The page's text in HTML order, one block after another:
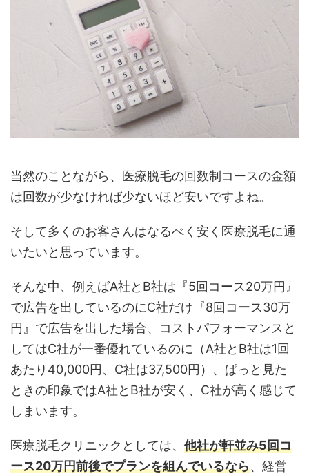
当然のことながら、医療脱毛の回数制コースの金額
は回数が少なければ少ないほど安いですよね。
そして多くのお客さんはなるべく安く医療脱毛に通
いたいと思っています。
そんな中、例えばA社とB社は『5回コース20万円』
で広告を出しているのにC社だけ『8回コース30万
円』で広告を出した場合、コストパフォーマンスと
してはC社が一番優れているのに（A社とB社は1回
あたり40,000円、C社は37,500円）、ぱっと見た
ときの印象ではA社とB社が安く、C社が高く感じて
しまいます。
医療脱毛クリニックとしては、 他社が軒並み5回コ
ース20万円前後でプランを組んでいるなら、経営